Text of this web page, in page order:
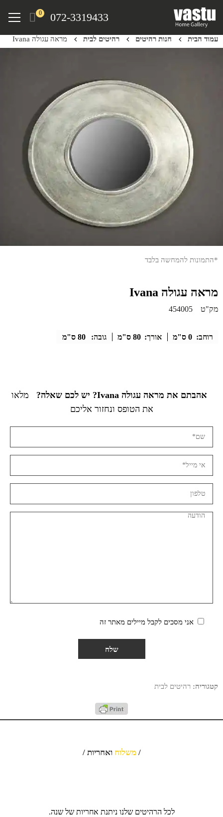
content
072-3319433
0
Menu
עמוד הבית חנות רהיטים רהיטים לבית מראה עגולה Ivana
*התמונות להמחשה בלבד
מראה עגולה Ivana
מק"ט 454005
רוחב: 0 ס"מ אורך: 80 ס"מ גובה: 80 ס"מ
אהבתם את מראה עגולה Ivana? יש לכם שאלה?
מלאו
את הטופס ונחזור אליכם
אני מסכים לקבל מיילים מאתר זה
קטגוריה: רהיטים לבית
/משלוח ואחריות /
לכל הרהיטים שלנו ניתנת אחריות של שנה.